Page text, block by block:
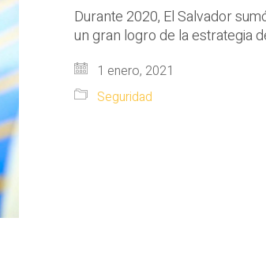
Durante 2020, El Salvador
un gran logro de la estrategia
1 enero, 2021
Seguridad